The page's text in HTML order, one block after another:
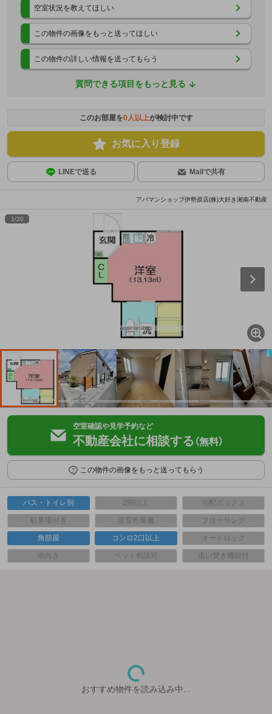
空室状況を教えてほしい
この物件の画像をもっと送ってほしい
この物件の詳しい情報を送ってもらう
質問できる項目をもっと見る
このお部屋を0人以上が検討中です
お気に入り登録
LINEで送る Mailで共有
アパマンショップ伊勢原店(株)大好き湘南不動産
1/20
空室確認や見学予約など
不動産会社に相談する （無料）
この物件の画像をもっと送ってもらう
バス・トイレ別 2階以上 宅配ボックス
駐車場付き 浴室乾燥機 フローリング
角部屋 コンロ2口以上 オートロック
南向き ペット相談可 追い焚き機能付
おすすめ物件を読み込み中...